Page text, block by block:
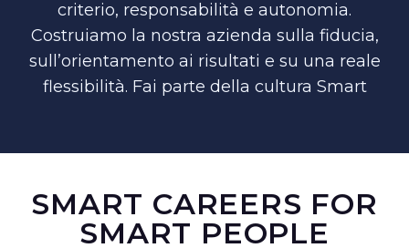
criterio, responsabilità e autonomia.
Costruiamo la nostra azienda sulla fiducia,
sull’orientamento ai risultati e su una reale
flessibilità. Fai parte della cultura Smart
SMART CAREERS FOR
SMART PEOPLE